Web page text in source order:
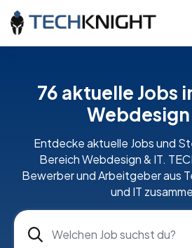
76 aktuelle Jobs
Webdesign
Entdecke aktuelle Jobs und
Bereich Webdesign & IT.
Bewerber und Arbeitgeber aus
und IT